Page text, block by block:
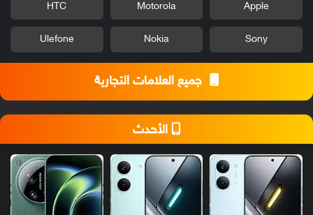
Apple
Motorola
HTC
Sony
Nokia
Ulefone
جميع العلامات التجارية
الأحدث